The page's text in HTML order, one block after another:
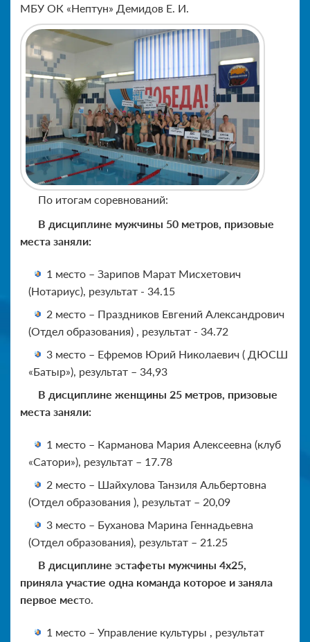
МБУ ОК «Нептун» Демидов Е. И.
По итогам соревнований:
В дисциплине мужчины 50 метров, призовые
места заняли:
1 место – Зарипов Марат Мисхетович
(Нотариус), результат - 34.15
2 место – Праздников Евгений Александрович
(Отдел образования) , результат - 34.72
3 место – Ефремов Юрий Николаевич ( ДЮСШ
«Батыр»), результат – 34,93
В дисциплине женщины 25 метров, призовые
места заняли:
1 место – Карманова Мария Алексеевна (клуб
«Сатори»), результат – 17.78
2 место – Шайхулова Танзиля Альбертовна
(Отдел образования ), результат – 20,09
3 место – Буханова Марина Геннадьевна
(Отдел образования), результат – 21.25
В дисциплине эстафеты мужчины 4х25,
приняла участие одна команда которое и заняла
первое место.
1 место – Управление культуры , результат